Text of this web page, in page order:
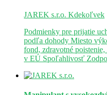
JAREK s.r.o. Kdekoľvek
Podmienky pre prijatie
podľa dohody Miesto
fond, zdravotné
v EÚ Spoľahlivosť